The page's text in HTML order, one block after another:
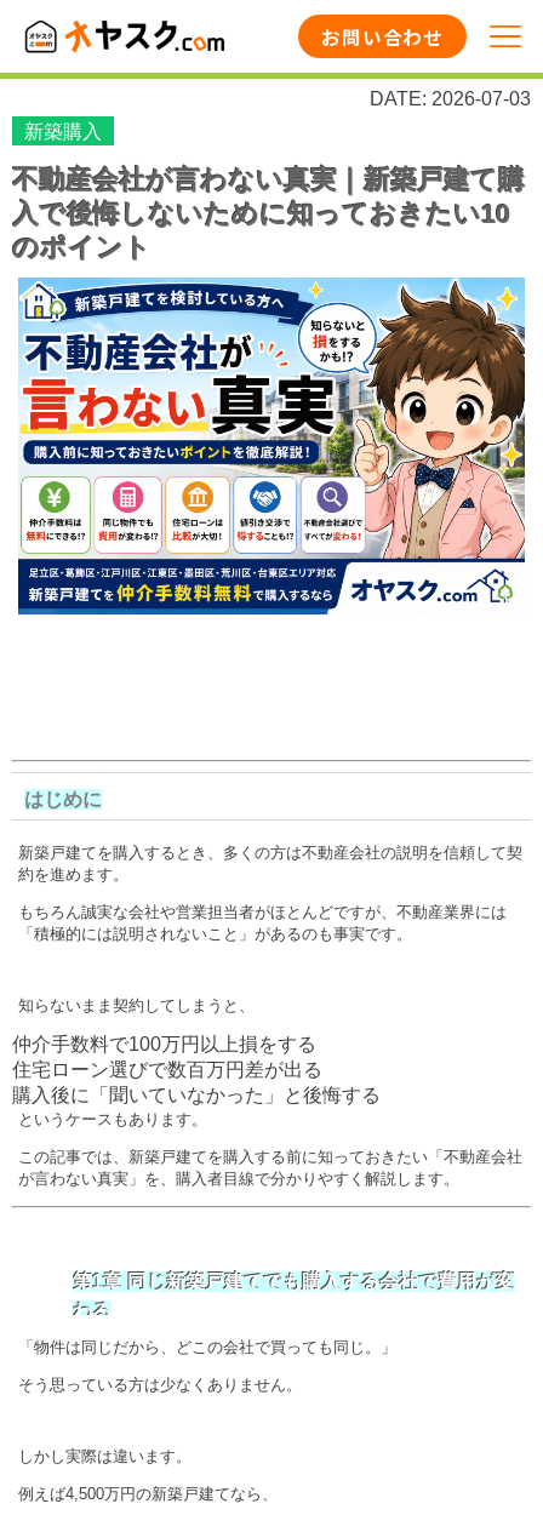
お問い合わせ
DATE: 2026-07-03
新築購入
不動産会社が言わない真実｜新築戸建て購
入で後悔しないために知っておきたい10
のポイント
はじめに
新築戸建てを購入するとき、多くの方は不動産会社の説明を信頼して契
約を進めます。
もちろん誠実な会社や営業担当者がほとんどですが、不動産業界には
「積極的には説明されないこと」があるのも事実です。
知らないまま契約してしまうと、
仲介手数料で100万円以上損をする
住宅ローン選びで数百万円差が出る
購入後に「聞いていなかった」と後悔する
というケースもあります。
この記事では、新築戸建てを購入する前に知っておきたい「不動産会社
が言わない真実」を、購入者目線で分かりやすく解説します。
第1章 同じ新築戸建てでも購入する会社で費用が変
わる
「物件は同じだから、どこの会社で買っても同じ。」
そう思っている方は少なくありません。
しかし実際は違います。
例えば4,500万円の新築戸建てなら、